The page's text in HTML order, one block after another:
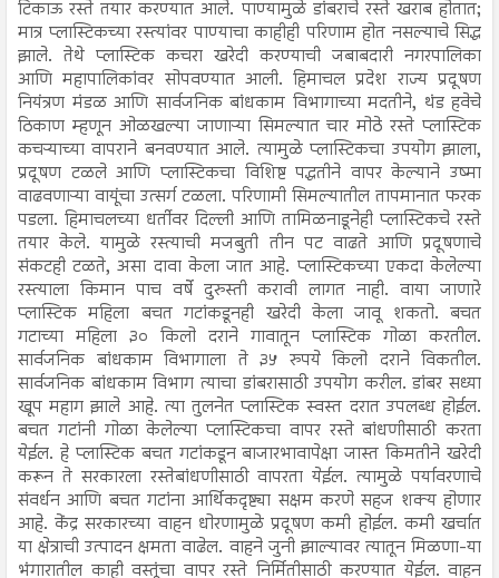
टिकाऊ रस्ते तयार करण्यात आले. पाण्यामुळे डांबराचे रस्ते खराब होतात;
मात्र प्लास्टिकच्या रस्त्यांवर पाण्याचा काहीही परिणाम होत नसल्याचे सिद्ध
झाले. तेथे प्लास्टिक कचरा खरेदी करण्याची जबाबदारी नगरपालिका
आणि महापालिकांवर सोपवण्यात आली. हिमाचल प्रदेश राज्य प्रदूषण
नियंत्रण मंडळ आणि सार्वजनिक बांधकाम विभागाच्या मदतीने, थंड हवेचे
ठिकाण म्हणून ओळखल्या जाणाऱ्या सिमल्यात चार मोठे रस्ते प्लास्टिक
कचऱ्याच्या वापराने बनवण्यात आले. त्यामुळे प्लास्टिकचा उपयोग झाला,
प्रदूषण टळले आणि प्लास्टिकचा विशिष्ट पद्धतीने वापर केल्याने उष्मा
वाढवणाऱ्या वायूंचा उत्सर्ग टळला. परिणामी सिमल्यातील तापमानात फरक
पडला. हिमाचलच्या धर्तीवर दिल्ली आणि तामिळनाडूनेही प्लास्टिकचे रस्ते
तयार केले. यामुळे रस्त्याची मजबुती तीन पट वाढते आणि प्रदूषणाचे
संकटही टळते, असा दावा केला जात आहे. प्लास्टिकच्या एकदा केलेल्या
रस्त्याला किमान पाच वर्षे दुरुस्ती करावी लागत नाही. वाया जाणारे
प्लास्टिक महिला बचत गटांकडूनही खरेदी केला जावू शकतो. बचत
गटाच्या महिला ३० किलो दराने गावातून प्लास्टिक गोळा करतील.
सार्वजनिक बांधकाम विभागाला ते ३५ रुपये किलो दराने विकतील.
सार्वजनिक बांधकाम विभाग त्याचा डांबरासाठी उपयोग करील. डांबर सध्या
खूप महाग झाले आहे. त्या तुलनेत प्लास्टिक स्वस्त दरात उपलब्ध होईल.
बचत गटांनी गोळा केलेल्या प्लास्टिकचा वापर रस्ते बांधणीसाठी करता
येईल. हे प्लास्टिक बचत गटांकडून बाजारभावापेक्षा जास्त किमतीने खरेदी
करून ते सरकारला रस्तेबांधणीसाठी वापरता येईल. त्यामुळे पर्यावरणाचे
संवर्धन आणि बचत गटांना आर्थिकदृष्ट्या सक्षम करणे सहज शक्य होणार
आहे. केंद्र सरकारच्या वाहन धोरणामुळे प्रदूषण कमी होईल. कमी खर्चात
या क्षेत्राची उत्पादन क्षमता वाढेल. वाहने जुनी झाल्यावर त्यातून मिळणा-या
भंगारातील काही वस्तूंचा वापर रस्ते निर्मितीसाठी करण्यात येईल. वाहन